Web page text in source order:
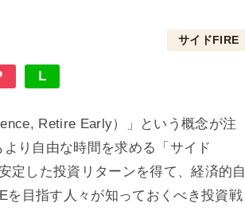
サイドFIRE
L
Retire Early）」という概念が注
り自由な時間を求める「サイド
定した投資リターンを得て、経済的自
を目指す人々が知っておくべき投資戦